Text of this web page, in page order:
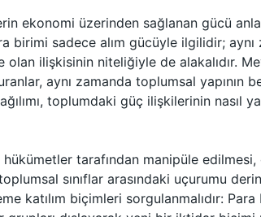
ekonomi üzerinden sağlanan gücü
birimi sadece alım gücüyle ilgilidir;
olan ilişkisinin niteliğiyle de alakalıdır.
aynı zamanda toplumsal yapının
toplumdaki güç ilişkilerinin nasıl
tarafından manipüle
sınıflar arasındaki uçurumu
katılım biçimleri sorgulanmalıdır: